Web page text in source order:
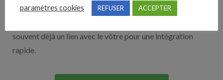
multidiffuseurs, sites payant… nombreux sont nos
souvent déjà un lien avec le vôtre pour une intégration
rapide.
paramètres cookies REFUSER ACCEPTER